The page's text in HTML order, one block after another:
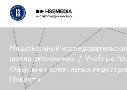
Национальный
школа экономики»
Учебные
Факультет креативных
Новости